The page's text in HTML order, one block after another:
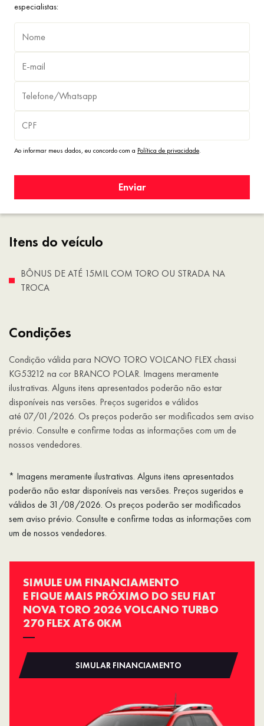
Itens do veículo
BÔNUS DE ATÉ 15MIL COM TORO OU STRADA NA
TROCA
Condições
Condição válida para NOVO TORO VOLCANO FLEX chassi
KG53212 na cor BRANCO POLAR. Imagens meramente
ilustrativas. Alguns itens apresentados poderão não estar
disponíveis nas versões. Preços sugeridos e válidos
até 07/01/2026. Os preços poderão ser modificados sem aviso
prévio. Consulte e confirme todas as informações com um de
nossos vendedores.
* Imagens meramente ilustrativas. Alguns itens apresentados
poderão não estar disponíveis nas versões. Preços sugeridos e
válidos de 31/08/2026. Os preços poderão ser modificados
sem aviso prévio. Consulte e confirme todas as informações com
um de nossos vendedores.
especialistas:
Ao informar meus dados, eu concordo com a Política de privacidade.
Enviar
SIMULE UM FINANCIAMENTO
E FIQUE MAIS PRÓXIMO DO SEU FIAT
NOVA TORO 2026 VOLCANO TURBO
270 FLEX AT6 0KM
SIMULAR FINANCIAMENTO